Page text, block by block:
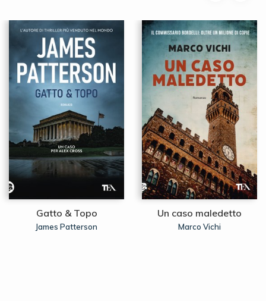
Gatto & Topo
James Patterson
Un caso maledetto
Marco Vichi